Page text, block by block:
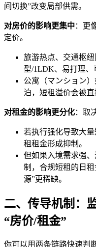
间切换”改变局部供需。
对房价的影响更集中 ：更
定价。
旅游热点、交通枢
型/1LDK、易打理、
公寓（マンション
泊，短租溢价会被直
对租金的影响更分化：取
若执行强化导致大
租租金形成抑制。
但如果入境需求强
制，合规短租的日
源”更稀缺。
二、传导机制：
“房价/租金”
你可以用两条链路快速判